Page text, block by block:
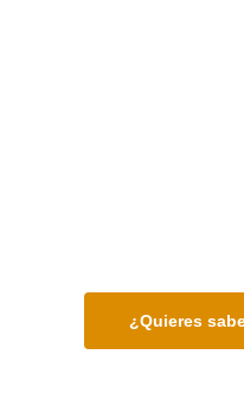
¿Quieres